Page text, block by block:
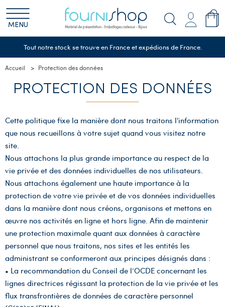
MENU
Tout notre stock se trouve en France et expédions de France.
Accueil Protection des données
PROTECTION DES DONNÉES
Cette politique fixe la manière dont nous traitons l'information
que nous recueillons à votre sujet quand vous visitez notre
site.
Nous attachons la plus grande importance au respect de la
vie privée et des données individuelles de nos utilisateurs.
Nous attachons également une haute importance à la
protection de votre vie privée et de vos données individuelles
dans la manière dont nous créons, organisons et mettons en
œuvre nos activités en ligne et hors ligne. Afin de maintenir
une protection maximale quant aux données à caractère
personnel que nous traitons, nos sites et les entités les
administrant se conformeront aux principes désignés dans :
• La recommandation du Conseil de l’OCDE concernant les
lignes directrices régissant la protection de la vie privée et les
flux transfrontières de données de caractère personnel